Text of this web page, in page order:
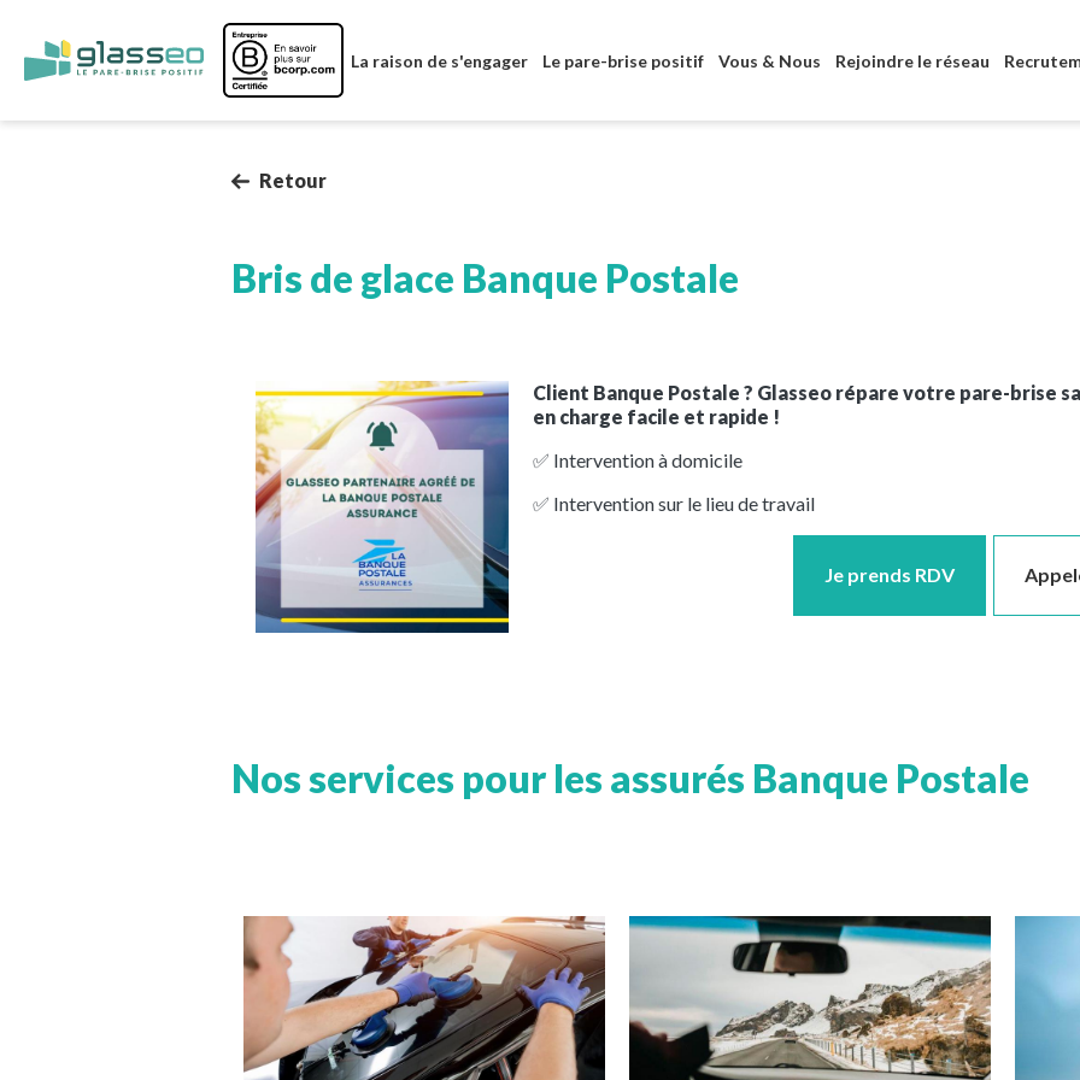
Image
La raison de s'engager Le pare-brise positif Vous & Nous Rejoindre le réseau
Retour
Bris de glace Banque Postale
Client Banque Postale ? Glasseo répare votre pare-brise
en charge facile et rapide !
✅ Intervention à domicile
✅ Intervention sur le lieu de travail
Je prends RDV
Nos services pour les assurés Banque Postale
Image Image